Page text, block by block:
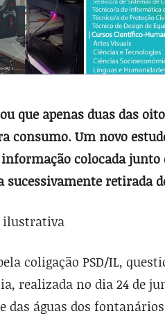
que apenas duas das
consumo. Um novo
colocada
sucessivamente retirada
ilustrativa
coligação PSD/IL,
realizada no dia 24 de
das águas dos